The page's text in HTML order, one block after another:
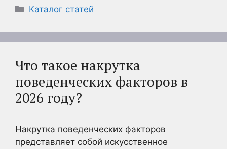
Рубрики
Каталог статей
Что такое накрутка
поведенческих факторов в
2026 году?
Накрутка поведенческих факторов
представляет собой искусственное